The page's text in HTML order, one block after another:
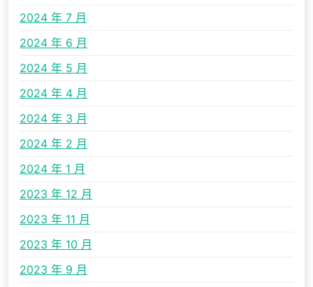
2024 年 7 月
2024 年 6 月
2024 年 5 月
2024 年 4 月
2024 年 3 月
2024 年 2 月
2024 年 1 月
2023 年 12 月
2023 年 11 月
2023 年 10 月
2023 年 9 月